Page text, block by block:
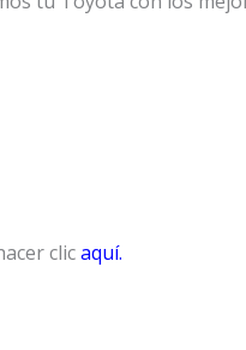
clicaquí.